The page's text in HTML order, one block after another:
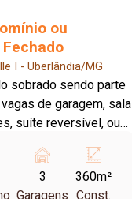
ou
I - Uberlândia/MG
sobrado sendo parte
de garagem, sala
suíte reversível, ou
piscina, quintal
área verde do
3
Garagens
360m²
Const.